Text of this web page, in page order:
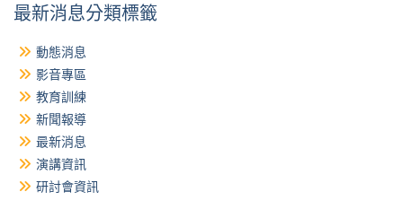
最新消息分類標籤
動態消息
影音專區
教育訓練
新聞報導
最新消息
演講資訊
研討會資訊